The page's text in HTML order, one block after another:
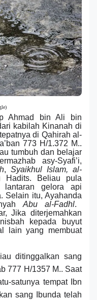
Ahmad bin Ali bin
kabilah Kinanah di
di Qahirah al-
773 H/1.372 M..
tumbuh dan belajar
asy-Syafi’i,
, Syaikhul Islam, al-
Hadits.
Beliau pula
lantaran gelora api
. Selain itu, Ayahanda
Abu al-Fadhl.
Jika diterjemahkan
kepada buyut
lain yang membuat
ditinggalkan sang
777 H/1357 M.. Saat
satunya tempat Ibn
sang Ibunda telah